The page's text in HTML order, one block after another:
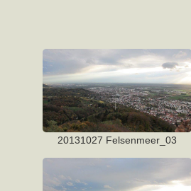
20131027 Felsenmeer_03